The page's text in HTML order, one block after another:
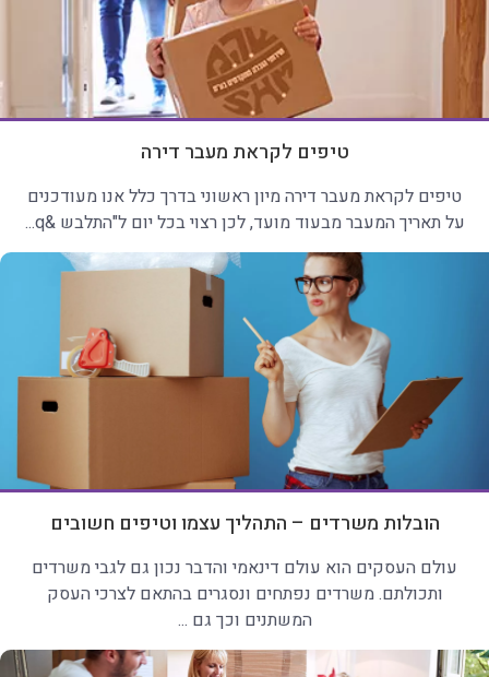
טיפים לקראת מעבר דירה
טיפים לקראת מעבר דירה מיון ראשוני בדרך כלל אנו מעודכנים
על תאריך המעבר מבעוד מועד, לכן רצוי בכל יום ל"התלבש &q...
הובלות משרדים – התהליך עצמו וטיפים חשובים
עולם העסקים הוא עולם דינאמי והדבר נכון גם לגבי משרדים
ותכולתם. משרדים נפתחים ונסגרים בהתאם לצרכי העסק
המשתנים וכך גם ...